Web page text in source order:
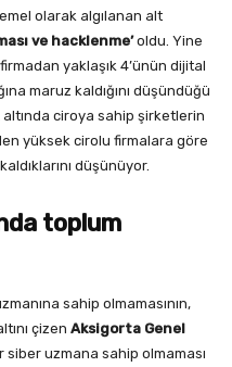
olarak algılanan alt
ve hacklenme’oldu. Yine
yaklaşık 4’ünün dijital
maruz kaldığını düşündüğü
ciroya sahip şirketlerin
yüksek cirolu firmalara göre
düşünüyor.
toplum
sahip olmamasının,
çizen Aksigorta Genel
siber uzmana sahip olmaması